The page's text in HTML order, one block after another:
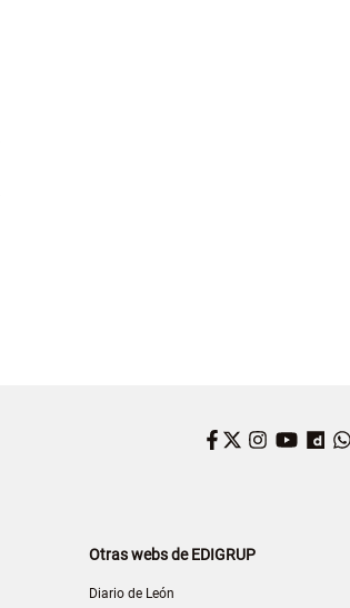
Facebook
Twitter
Otras webs de EDIGRUP
Diario de León